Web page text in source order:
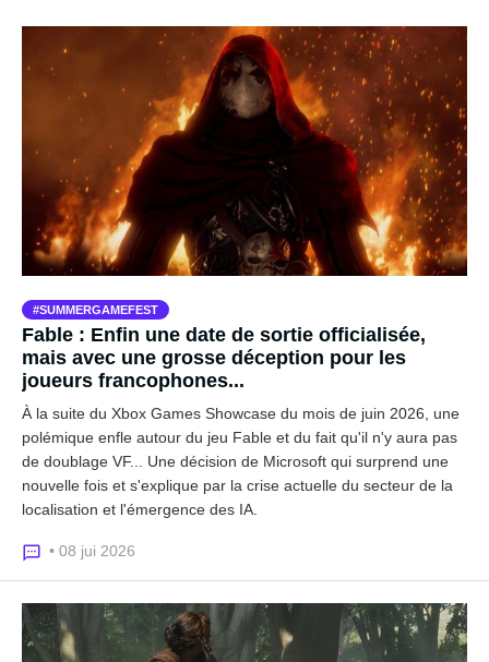
SUMMERGAMEFEST
Fable : Enfin une date de sortie officialisée,
mais avec une grosse déception pour les
joueurs francophones...
À la suite du Xbox Games Showcase du mois de juin 2026, une
polémique enfle autour du jeu Fable et du fait qu'il n'y aura pas
de doublage VF... Une décision de Microsoft qui surprend une
nouvelle fois et s'explique par la crise actuelle du secteur de la
localisation et l'émergence des IA.
• 08 jui 2026